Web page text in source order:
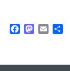
Facebook
Mastodon
Email